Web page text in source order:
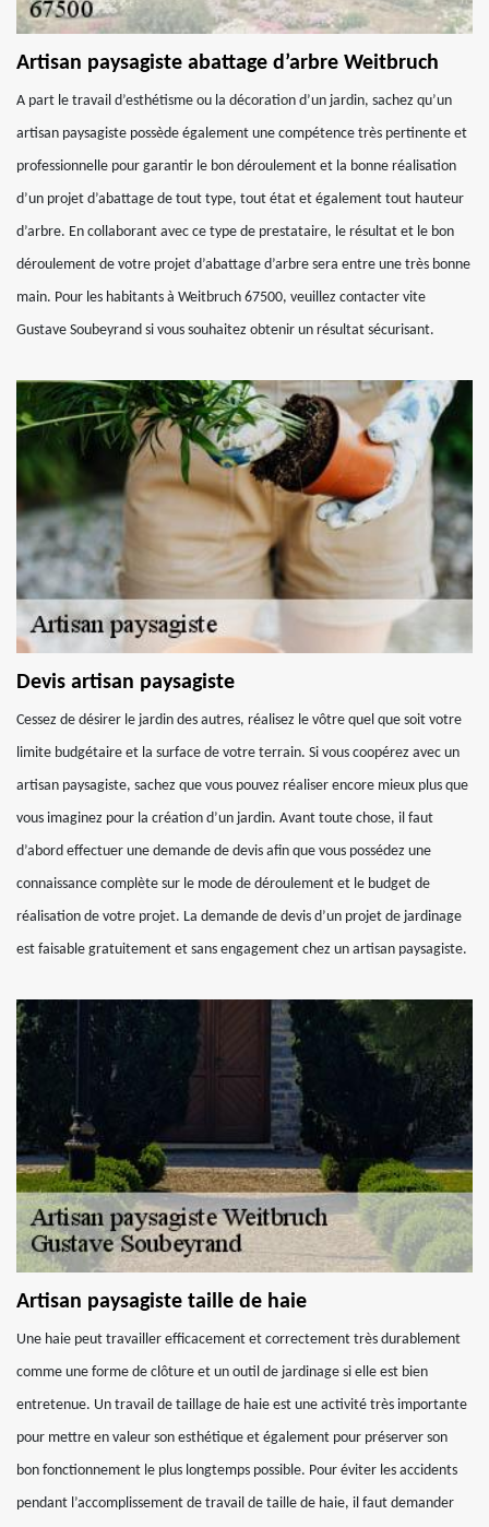
Artisan paysagiste abattage d’arbre Weitbruch
A part le travail d’esthétisme ou la décoration d’un jardin, sachez qu’un
artisan paysagiste possède également une compétence très pertinente et
professionnelle pour garantir le bon déroulement et la bonne réalisation
d’un projet d’abattage de tout type, tout état et également tout hauteur
d’arbre. En collaborant avec ce type de prestataire, le résultat et le bon
déroulement de votre projet d’abattage d’arbre sera entre une très bonne
main. Pour les habitants à Weitbruch 67500, veuillez contacter vite
Gustave Soubeyrand si vous souhaitez obtenir un résultat sécurisant.
Devis artisan paysagiste
Cessez de désirer le jardin des autres, réalisez le vôtre quel que soit votre
limite budgétaire et la surface de votre terrain. Si vous coopérez avec un
artisan paysagiste, sachez que vous pouvez réaliser encore mieux plus que
vous imaginez pour la création d’un jardin. Avant toute chose, il faut
d’abord effectuer une demande de devis afin que vous possédez une
connaissance complète sur le mode de déroulement et le budget de
réalisation de votre projet. La demande de devis d’un projet de jardinage
est faisable gratuitement et sans engagement chez un artisan paysagiste.
Artisan paysagiste taille de haie
Une haie peut travailler efficacement et correctement très durablement
comme une forme de clôture et un outil de jardinage si elle est bien
entretenue. Un travail de taillage de haie est une activité très importante
pour mettre en valeur son esthétique et également pour préserver son
bon fonctionnement le plus longtemps possible. Pour éviter les accidents
pendant l’accomplissement de travail de taille de haie, il faut demander